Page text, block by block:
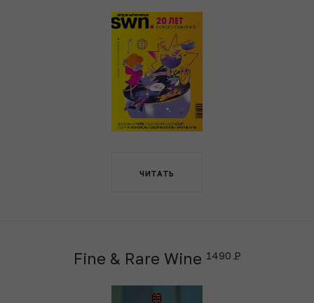
ЧИТАТЬ
Fine & Rare Wine 1490